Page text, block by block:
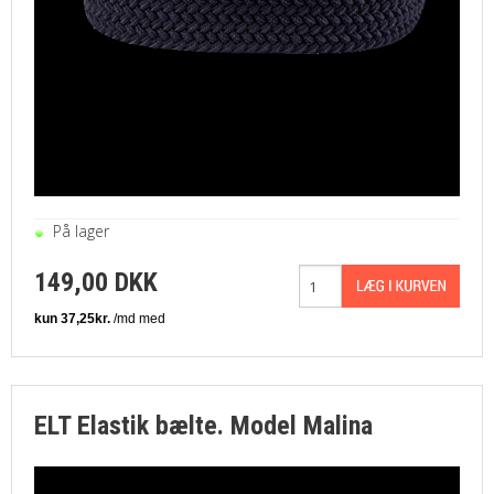
På lager
149,00 DKK
ELT Elastik bælte. Model Malina